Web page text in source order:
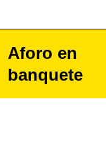
Aforo en
banquete